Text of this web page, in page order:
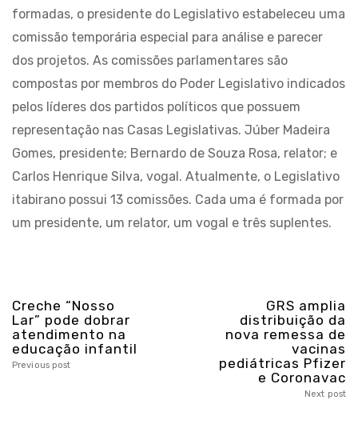
formadas, o presidente do Legislativo estabeleceu uma
comissão temporária especial para análise e parecer
dos projetos. As comissões parlamentares são
compostas por membros do Poder Legislativo indicados
pelos líderes dos partidos políticos que possuem
representação nas Casas Legislativas. Júber Madeira
Gomes, presidente; Bernardo de Souza Rosa, relator; e
Carlos Henrique Silva, vogal. Atualmente, o Legislativo
itabirano possui 13 comissões. Cada uma é formada por
um presidente, um relator, um vogal e três suplentes.
Creche “Nosso
Lar” pode dobrar
atendimento na
educação infantil
Previous post
GRS amplia
distribuição da
nova remessa de
vacinas
pediátricas Pfizer
e Coronavac
Next post